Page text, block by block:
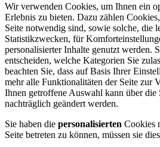
Wir verwenden Cookies, um Ihnen ein
Erlebnis zu bieten. Dazu zählen
Seite notwendig sind, sowie solche, die
Statistikzwecken, für
personalisierter Inhalte genutzt werden.
entscheiden, welche Kategorien Sie
beachten Sie, dass auf Basis Ihrer
mehr alle Funktionalitäten der Seite zur
Ihnen getroffene Auswahl kann über die
nachträglich geändert werden.
Sie haben die personalisierten Cookies
Seite betreten zu können, müssen sie